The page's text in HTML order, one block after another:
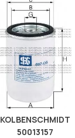
KOLBENSCHMIDT
50013157